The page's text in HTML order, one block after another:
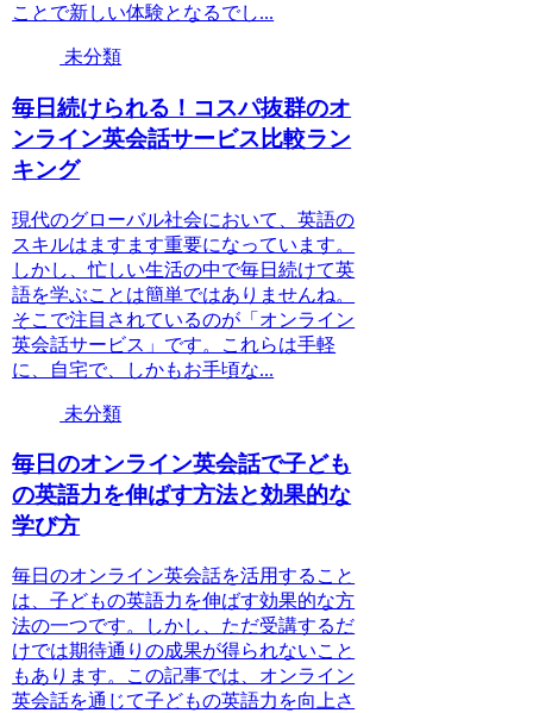
ことで新しい体験となるでし...
未分類
毎日続けられる！コスパ抜群のオ
ンライン英会話サービス比較ラン
キング
現代のグローバル社会において、英語の
スキルはますます重要になっています。
しかし、忙しい生活の中で毎日続けて英
語を学ぶことは簡単ではありませんね。
そこで注目されているのが「オンライン
英会話サービス」です。これらは手軽
に、自宅で、しかもお手頃な...
未分類
毎日のオンライン英会話で子ども
の英語力を伸ばす方法と効果的な
学び方
毎日のオンライン英会話を活用すること
は、子どもの英語力を伸ばす効果的な方
法の一つです。しかし、ただ受講するだ
けでは期待通りの成果が得られないこと
もあります。この記事では、オンライン
英会話を通じて子どもの英語力を向上さ